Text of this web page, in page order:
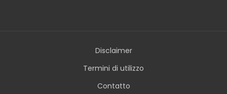
Disclaimer
Termini di utilizzo
Contatto